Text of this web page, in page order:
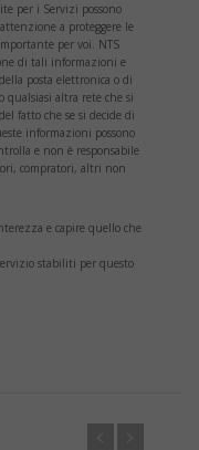
per i Servizi possono
a proteggere le
per voi. NTS
di tali informazioni e
posta elettronica o di
altra rete che si
fatto che se si decide di
informazioni possono
e non è responsabile
compratori, altri non
e capire quello che
stabiliti per questo